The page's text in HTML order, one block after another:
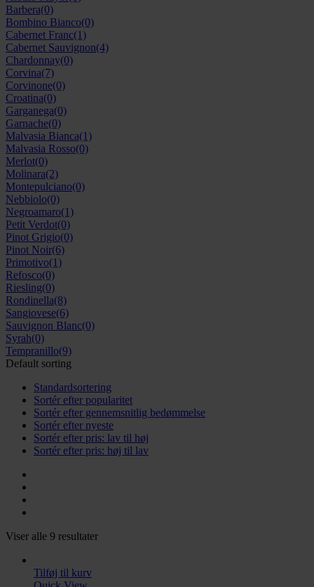
Barbera(0)
Bombino Bianco(0)
Cabernet Franc(1)
Cabernet Sauvignon(4)
Chardonnay(0)
Corvina(7)
Corvinone(0)
Croatina(0)
Garganega(0)
Garnache(0)
Malvasia Bianca(1)
Malvasia Rosso(0)
Merlot(0)
Molinara(2)
Montepulciano(0)
Nebbiolo(0)
Negroamaro(1)
Petit Verdot(0)
Pinot Grigio(0)
Pinot Noir(6)
Primotivo(1)
Refosco(0)
Riesling(0)
Rondinella(8)
Sangiovese(6)
Sauvignon Blanc(0)
Syrah(0)
Tempranillo(9)
Default sorting
Standardsortering
Sortér efter popularitet
Sortér efter gennemsnitlig bedømmelse
Sortér efter nyeste
Sortér efter pris: lav til høj
Sortér efter pris: høj til lav
Viser alle 9 resultater
Tilføj til kurv